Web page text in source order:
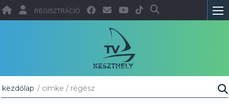
REGISZTRÁCIÓ
kezdőlap / cimke / régész